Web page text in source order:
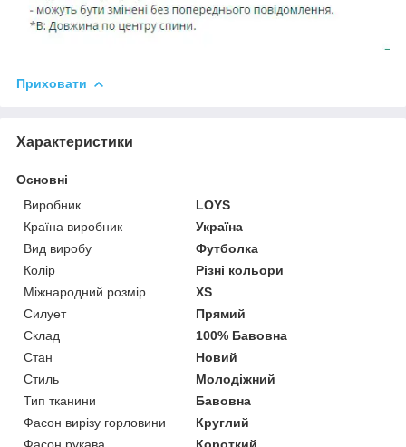
Приховати
Характеристики
Основні
Виробник
LOYS
Країна виробник
Україна
Вид виробу
Футболка
Колір
Різні кольори
Міжнародний розмір
XS
Силует
Прямий
Склад
100% Бавовна
Стан
Новий
Стиль
Молодіжний
Тип тканини
Бавовна
Фасон вирізу горловини
Круглий